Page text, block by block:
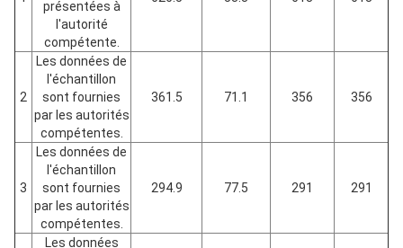
présentées à
l'autorité
compétente.
2
Les données de
l'échantillon
sont fournies
par les autorités
compétentes.
361.5 71.1 356 356
3
Les données de
l'échantillon
sont fournies
par les autorités
compétentes.
294.9 77.5 291 291
Les données